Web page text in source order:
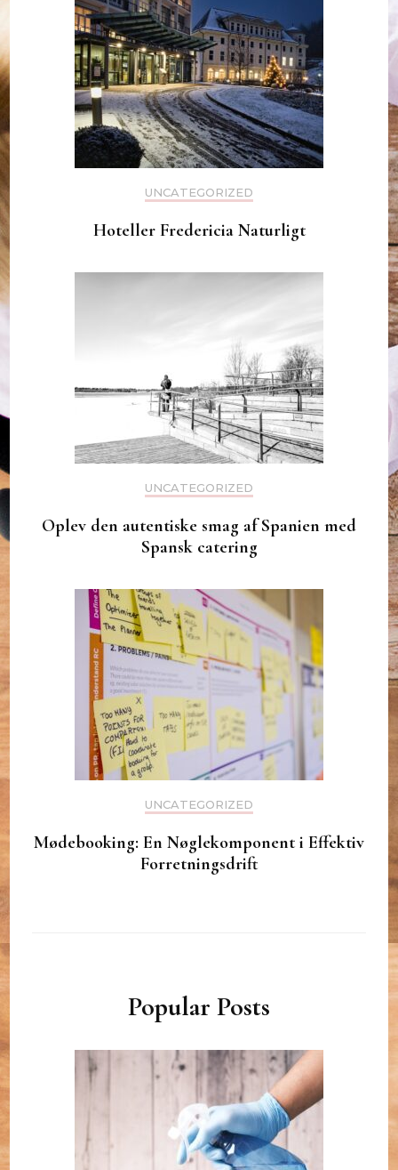
UNCATEGORIZED
Hoteller Fredericia Naturligt
UNCATEGORIZED
Oplev den autentiske smag af Spanien med
Spansk catering
UNCATEGORIZED
Mødebooking: En Nøglekomponent i Effektiv
Forretningsdrift
Popular Posts